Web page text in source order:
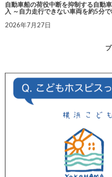
自動車船の荷役中断を抑制する自動
入 ～自力走行できない車両を約5分
2026年7月27日